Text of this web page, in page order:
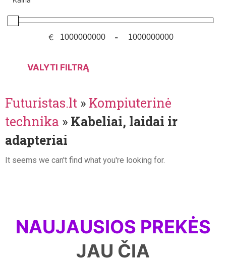
€ -
VALYTI FILTRĄ
Futuristas.lt » Kompiuterinė
technika » Kabeliai, laidai ir
adapteriai
It seems we can't find what you're looking for.
NAUJAUSIOS PREKĖS
JAU ČIA